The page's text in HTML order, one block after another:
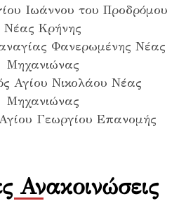
Ιωάννου του Προδρόμου
Νέας Κρήνης
Φανερωμένης Νέας
Μηχανιώνας
Αγίου Νικολάου Νέας
Μηχανιώνας
Γεωργίου Επανομής
Ανακοινώσεις